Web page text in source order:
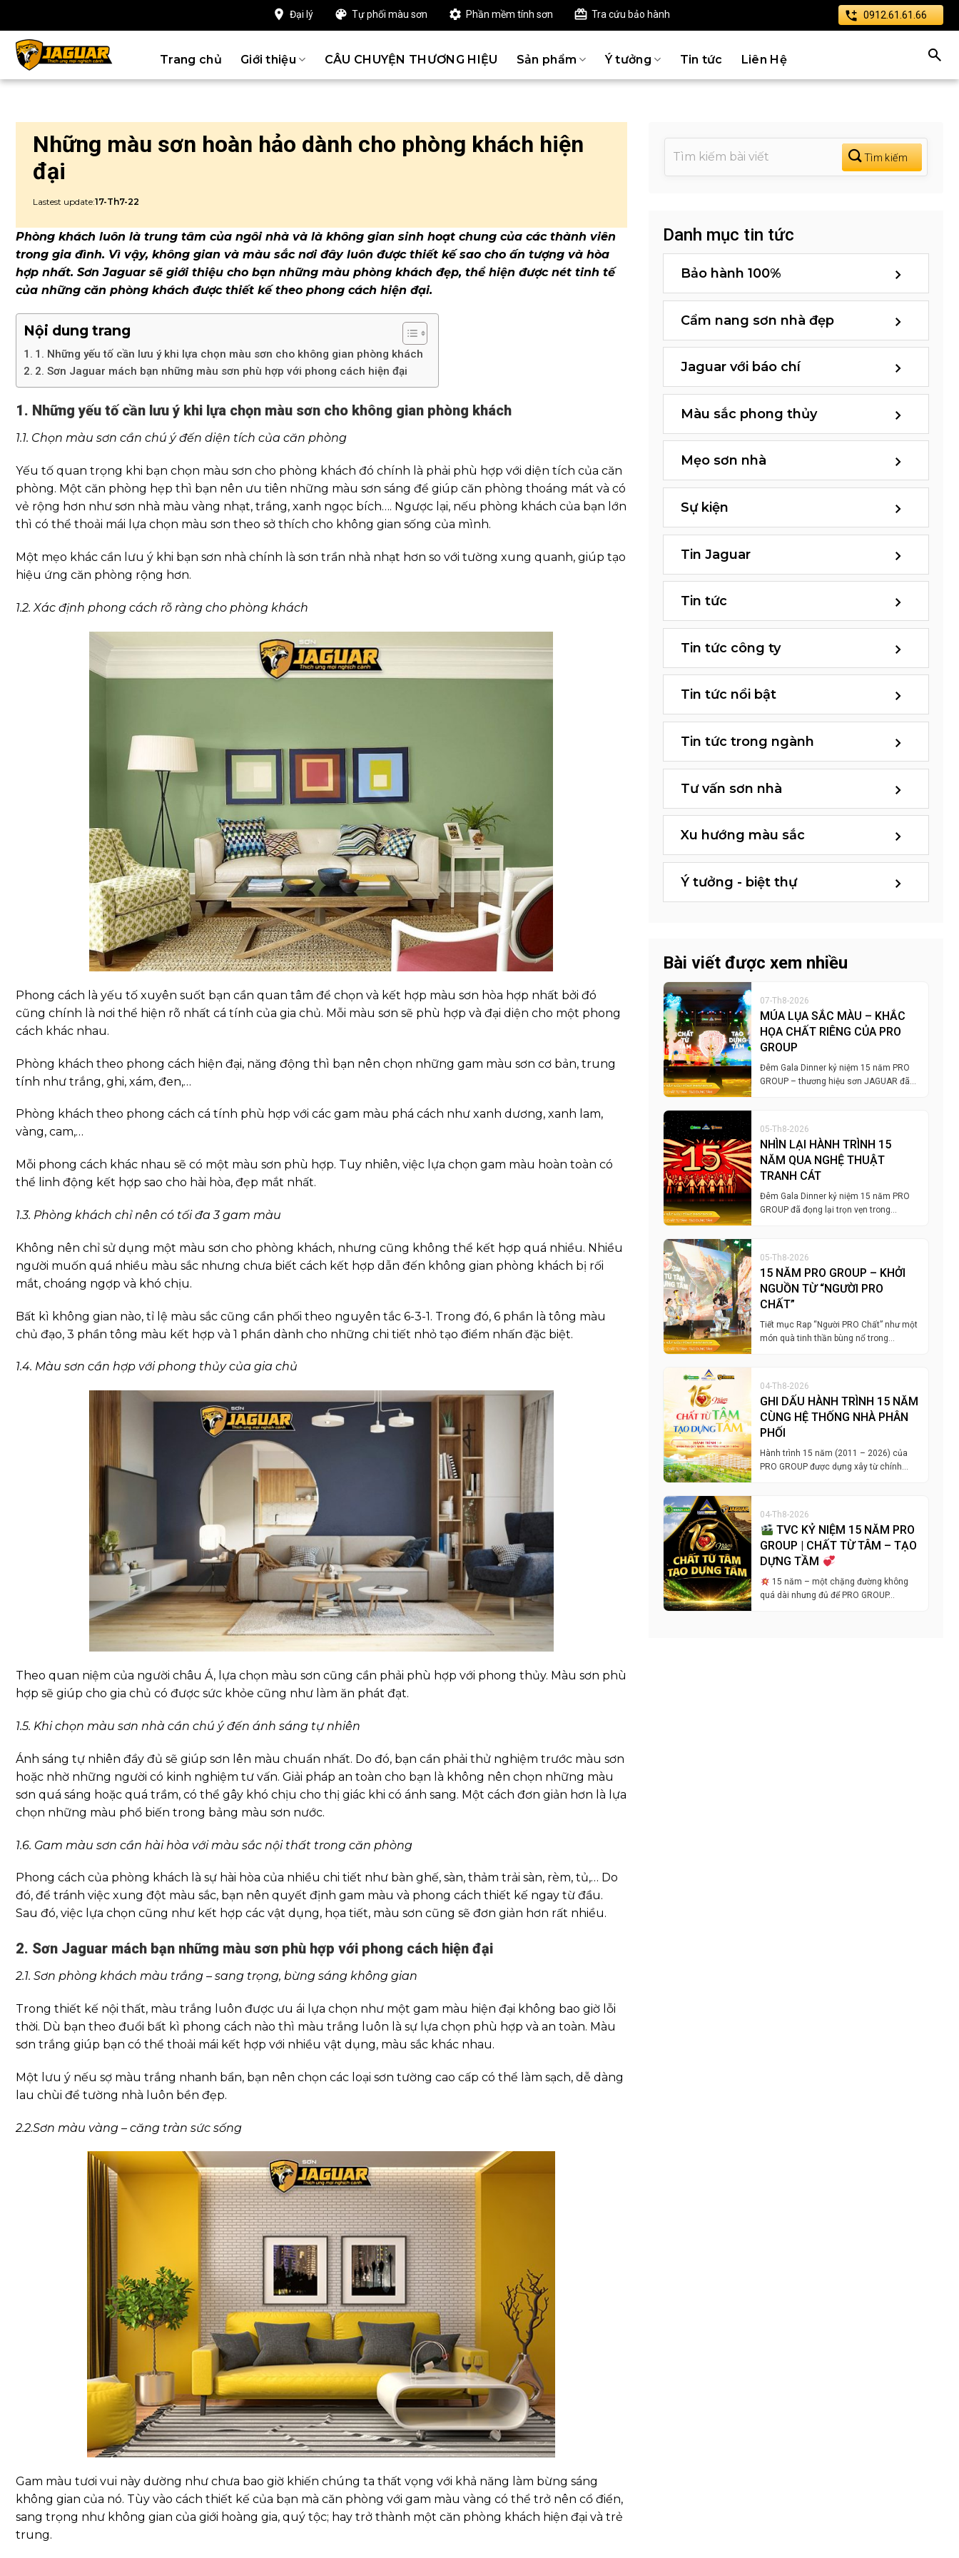
dung
Đại lý Tự phối màu sơn Phần mềm tính sơn Tra cứu bảo hành 0912.61.61.66
Trang chủ Giới thiệu CÂU CHUYỆN THƯƠNG HIỆU Sản phẩm Ý tưởng Tin tức Liên Hệ
Những màu sơn hoàn hảo dành cho phòng khách hiện
đại
Lastest update:17-Th7-22
Phòng khách luôn là trung tâm của ngôi nhà và là không gian sinh hoạt chung của các thành viên
trong gia đình. Vì vậy, không gian và màu sắc nơi đây luôn được thiết kế sao cho ấn tượng và hòa
hợp nhất. Sơn Jaguar sẽ giới thiệu cho bạn những màu phòng khách đẹp, thể hiện được nét tinh tế
của những căn phòng khách được thiết kế theo phong cách hiện đại.
Nội dung trang
1. Những yếu tố cần lưu ý khi lựa chọn màu sơn cho không gian phòng khách
2. Sơn Jaguar mách bạn những màu sơn phù hợp với phong cách hiện đại
1. Những yếu tố cần lưu ý khi lựa chọn màu sơn cho không gian phòng khách
1.1. Chọn màu sơn cần chú ý đến diện tích của căn phòng
Yếu tố quan trọng khi bạn chọn màu sơn cho phòng khách đó chính là phải phù hợp với diện tích của căn
phòng. Một căn phòng hẹp thì bạn nên ưu tiên những màu sơn sáng để giúp căn phòng thoáng mát và có
vẻ rộng hơn như sơn nhà màu vàng nhạt, trắng, xanh ngọc bích…. Ngược lại, nếu phòng khách của bạn lớn
thì có thể thoải mái lựa chọn màu sơn theo sở thích cho không gian sống của mình.
Một mẹo khác cần lưu ý khi bạn sơn nhà chính là sơn trần nhà nhạt hơn so với tường xung quanh, giúp tạo
hiệu ứng căn phòng rộng hơn.
1.2. Xác định phong cách rõ ràng cho phòng khách
Phong cách là yếu tố xuyên suốt bạn cần quan tâm để chọn và kết hợp màu sơn hòa hợp nhất bởi đó
cũng chính là nơi thể hiện rõ nhất cá tính của gia chủ. Mỗi màu sơn sẽ phù hợp và đại diện cho một phong
cách khác nhau.
Phòng khách theo phong cách hiện đại, năng động thì bạn nên chọn những gam màu sơn cơ bản, trung
tính như trắng, ghi, xám, đen,…
Phòng khách theo phong cách cá tính phù hợp với các gam màu phá cách như xanh dương, xanh lam,
vàng, cam,…
Mỗi phong cách khác nhau sẽ có một màu sơn phù hợp. Tuy nhiên, việc lựa chọn gam màu hoàn toàn có
thể linh động kết hợp sao cho hài hòa, đẹp mắt nhất.
1.3. Phòng khách chỉ nên có tối đa 3 gam màu
Không nên chỉ sử dụng một màu sơn cho phòng khách, nhưng cũng không thể kết hợp quá nhiều. Nhiều
người muốn quá nhiều màu sắc nhưng chưa biết cách kết hợp dẫn đến không gian phòng khách bị rối
mắt, choáng ngợp và khó chịu.
Bất kì không gian nào, tỉ lệ màu sắc cũng cần phối theo nguyên tắc 6-3-1. Trong đó, 6 phần là tông màu
chủ đạo, 3 phần tông màu kết hợp và 1 phần dành cho những chi tiết nhỏ tạo điểm nhấn đặc biệt.
1.4. Màu sơn cần hợp với phong thủy của gia chủ
Theo quan niệm của người châu Á, lựa chọn màu sơn cũng cần phải phù hợp với phong thủy. Màu sơn phù
hợp sẽ giúp cho gia chủ có được sức khỏe cũng như làm ăn phát đạt.
1.5. Khi chọn màu sơn nhà cần chú ý đến ánh sáng tự nhiên
Ánh sáng tự nhiên đầy đủ sẽ giúp sơn lên màu chuẩn nhất. Do đó, bạn cần phải thử nghiệm trước màu sơn
hoặc nhờ những người có kinh nghiệm tư vấn. Giải pháp an toàn cho bạn là không nên chọn những màu
sơn quá sáng hoặc quá trầm, có thể gây khó chịu cho thị giác khi có ánh sang. Một cách đơn giản hơn là lựa
chọn những màu phổ biến trong bảng màu sơn nước.
1.6. Gam màu sơn cần hài hòa với màu sắc nội thất trong căn phòng
Phong cách của phòng khách là sự hài hòa của nhiều chi tiết như bàn ghế, sàn, thảm trải sàn, rèm, tủ,… Do
đó, để tránh việc xung đột màu sắc, bạn nên quyết định gam màu và phong cách thiết kế ngay từ đầu.
Sau đó, việc lựa chọn cũng như kết hợp các vật dụng, họa tiết, màu sơn cũng sẽ đơn giản hơn rất nhiều.
2. Sơn Jaguar mách bạn những màu sơn phù hợp với phong cách hiện đại
2.1. Sơn phòng khách màu trắng – sang trọng, bừng sáng không gian
Trong thiết kế nội thất, màu trắng luôn được ưu ái lựa chọn như một gam màu hiện đại không bao giờ lỗi
thời. Dù bạn theo đuổi bất kì phong cách nào thì màu trắng luôn là sự lựa chọn phù hợp và an toàn. Màu
sơn trắng giúp bạn có thể thoải mái kết hợp với nhiều vật dụng, màu sắc khác nhau.
Một lưu ý nếu sợ màu trắng nhanh bẩn, bạn nên chọn các loại sơn tường cao cấp có thể làm sạch, dễ dàng
lau chùi để tường nhà luôn bền đẹp.
2.2.Sơn màu vàng – căng tràn sức sống
Gam màu tươi vui này dường như chưa bao giờ khiến chúng ta thất vọng với khả năng làm bừng sáng
không gian của nó. Tùy vào cách thiết kế của bạn mà căn phòng với gam màu vàng có thể trở nên cổ điển,
sang trọng như không gian của giới hoàng gia, quý tộc; hay trở thành một căn phòng khách hiện đại và trẻ
trung.
Danh mục tin tức
Bảo hành 100%
Cẩm nang sơn nhà đẹp
Jaguar với báo chí
Màu sắc phong thủy
Mẹo sơn nhà
Sự kiện
Tin Jaguar
Tin tức
Tin tức công ty
Tin tức nổi bật
Tin tức trong ngành
Tư vấn sơn nhà
Xu hướng màu sắc
Ý tưởng - biệt thự
Bài viết được xem nhiều
07-Th8-2026
MÚA LỤA SẮC MÀU – KHẮC
HỌA CHẤT RIÊNG CỦA PRO
GROUP
Đêm Gala Dinner kỷ niệm 15 năm PRO
GROUP – thương hiệu sơn JAGUAR đã…
05-Th8-2026
NHÌN LẠI HÀNH TRÌNH 15
NĂM QUA NGHỆ THUẬT
TRANH CÁT
Đêm Gala Dinner kỷ niệm 15 năm PRO
GROUP đã đọng lại trọn vẹn trong…
05-Th8-2026
15 NĂM PRO GROUP – KHỞI
NGUỒN TỪ “NGƯỜI PRO
CHẤT”
Tiết mục Rap “Người PRO Chất” như một
món quà tinh thần bùng nổ trong…
04-Th8-2026
GHI DẤU HÀNH TRÌNH 15 NĂM
CÙNG HỆ THỐNG NHÀ PHÂN
PHỐI
Hành trình 15 năm (2011 – 2026) của
PRO GROUP được dựng xây từ chính…
04-Th8-2026
TVC KỶ NIỆM 15 NĂM PRO
GROUP | CHẤT TỪ TÂM – TẠO
DỰNG TẦM
15 năm – một chặng đường không
quá dài nhưng đủ để PRO GROUP…